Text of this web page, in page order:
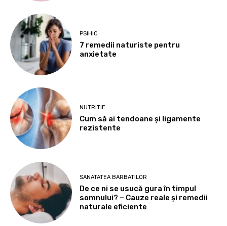
PSIHIC
7 remedii naturiste pentru
anxietate
NUTRITIE
Cum să ai tendoane şi ligamente
rezistente
SANATATEA BARBATILOR
De ce ni se usucă gura în timpul
somnului? – Cauze reale și remedii
naturale eficiente